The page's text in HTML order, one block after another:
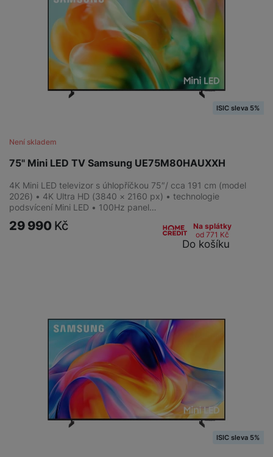
75" Mini LED TV Samsung UE75M80HAUXXH
Není skladem
ISIC sleva 5%
4K Mini LED televizor s úhlopříčkou 75″/ cca 191 cm (model
2026) • 4K Ultra HD (3840 × 2160 px) • technologie
podsvícení Mini LED • 100Hz panel…
29 990 Kč
Na splátky
od 771 Kč
Do košíku
ISIC sleva 5%